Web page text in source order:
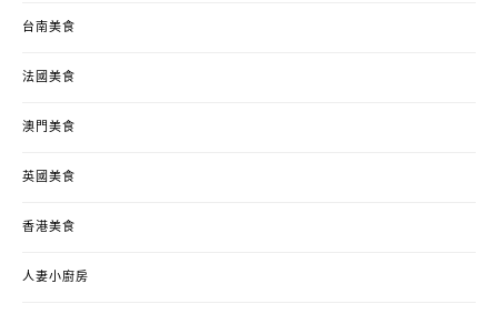
台南美食
法國美食
澳門美食
英國美食
香港美食
人妻小廚房